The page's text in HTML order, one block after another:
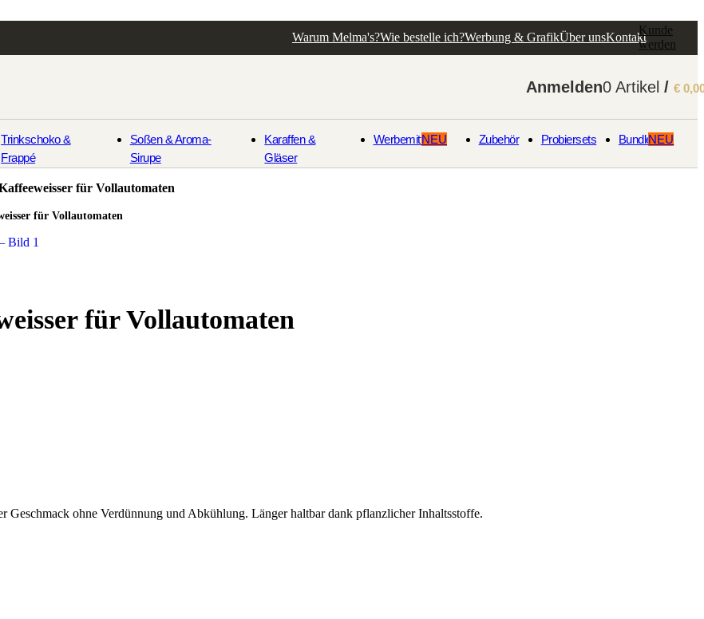
Warum Melma's?Wie bestelle ich?Werbung & GrafikÜber unsKontakt
Kunde
werden
Anmelden0 Artikel / €
Trinkschoko &
Frappé
Soßen & Aroma-
Sirupe
Karaffen &
Gläser
WerbemittelNEU Zubehör Probiersets BundlesNEU
für Vollautomaten
für Vollautomaten
für Vollautomaten
ohne Verdünnung und Abkühlung. Länger haltbar dank pflanzlicher Inhaltsstoffe.